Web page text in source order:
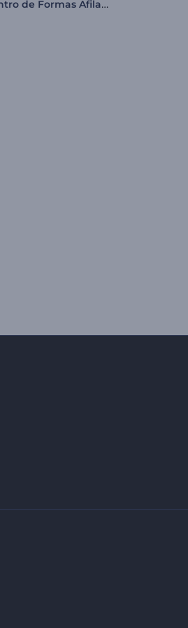
Intro de Formas Afiladas en Espiral